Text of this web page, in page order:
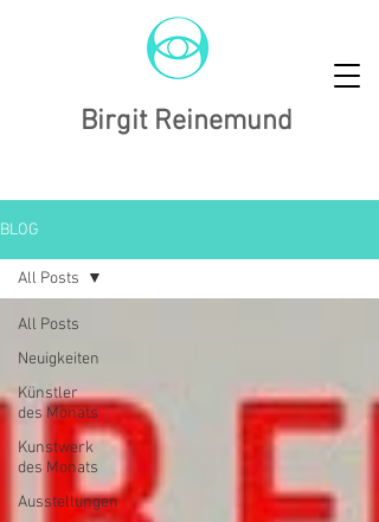
Birgit Reinemund
BLOG
All Posts
Neuigkeiten
Künstler
des Monats
Kunstwerk
des Monats
Ausstellungen
All Posts